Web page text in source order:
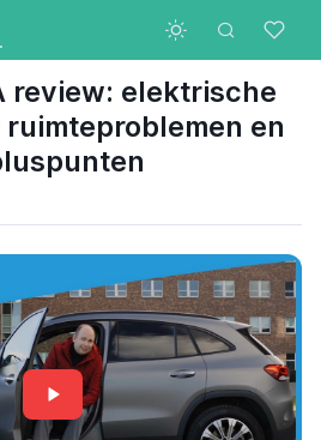
review: elektrische
en